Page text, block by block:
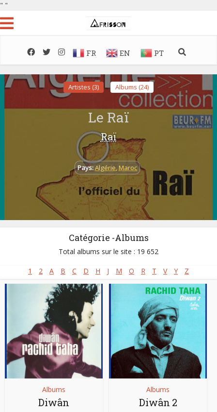
" "
FR EN PT
Artistes (3) Albums (24)
Le Raï
Raï
Pays:Algérie,Maroc
Catégorie -Albums
Total albums sur le site : 19 652
1 2 A B C D H J M O R T V Y Z
Albums
Diwân
Albums
Diwân 2